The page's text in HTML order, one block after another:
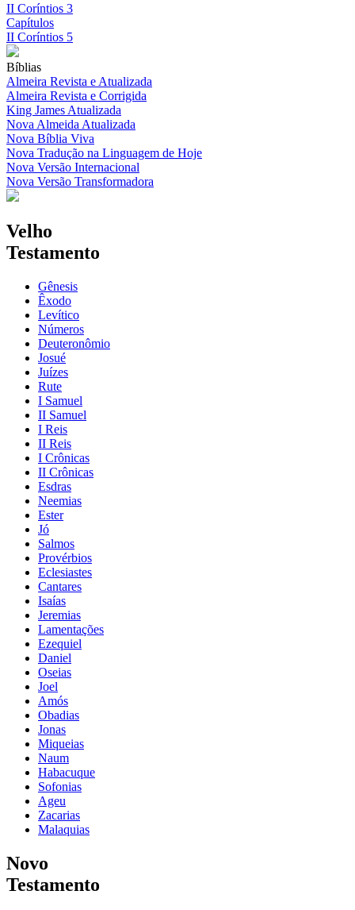
II Coríntios 3
Capítulos
II Coríntios 5
Bíblias
Almeira Revista e Atualizada
Almeira Revista e Corrigida
King James Atualizada
Nova Almeida Atualizada
Nova Bíblia Viva
Nova Tradução na Linguagem de Hoje
Nova Versão Internacional
Nova Versão Transformadora
Velho
Testamento
Gênesis
Êxodo
Levítico
Números
Deuteronômio
Josué
Juízes
Rute
I Samuel
II Samuel
I Reis
II Reis
I Crônicas
II Crônicas
Esdras
Neemias
Ester
Jó
Salmos
Provérbios
Eclesiastes
Cantares
Isaías
Jeremias
Lamentações
Ezequiel
Daniel
Oseias
Joel
Amós
Obadias
Jonas
Miqueias
Naum
Habacuque
Sofonias
Ageu
Zacarias
Malaquias
Novo
Testamento